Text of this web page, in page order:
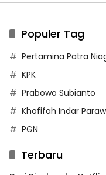
Populer Tag
Pertamina Patra
KPK
Prabowo Subianto
Khofifah Indar
PGN
Terbaru